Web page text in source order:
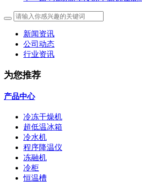
新闻资讯
公司动态
行业资讯
为您推荐
产品中心
冷冻干燥机
超低温冰箱
冷水机
程序降温仪
冻融机
冷柜
恒温槽